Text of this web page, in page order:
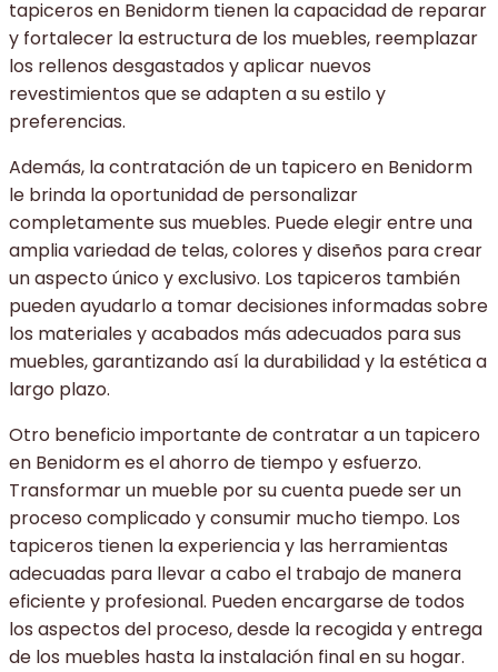
tapiceros en Benidorm tienen la capacidad de reparar
y fortalecer la estructura de los muebles, reemplazar
los rellenos desgastados y aplicar nuevos
revestimientos que se adapten a su estilo y
preferencias.
Además, la contratación de un tapicero en Benidorm
le brinda la oportunidad de personalizar
completamente sus muebles. Puede elegir entre una
amplia variedad de telas, colores y diseños para crear
un aspecto único y exclusivo. Los tapiceros también
pueden ayudarlo a tomar decisiones informadas sobre
los materiales y acabados más adecuados para sus
muebles, garantizando así la durabilidad y la estética a
largo plazo.
Otro beneficio importante de contratar a un tapicero
en Benidorm es el ahorro de tiempo y esfuerzo.
Transformar un mueble por su cuenta puede ser un
proceso complicado y consumir mucho tiempo. Los
tapiceros tienen la experiencia y las herramientas
adecuadas para llevar a cabo el trabajo de manera
eficiente y profesional. Pueden encargarse de todos
los aspectos del proceso, desde la recogida y entrega
de los muebles hasta la instalación final en su hogar.